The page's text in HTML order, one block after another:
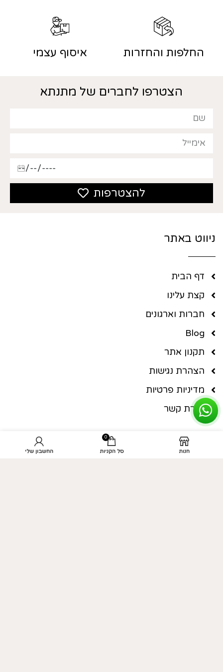
החלפות והחזרות איסוף עצמי
הצטרפו לחברים של מתנתא
להצטרפות
ניווט באתר
דף הבית
קצת עלינו
חברות וארגונים
Blog
תקנון אתר
הצהרת נגישות
מדיניות פרטיות
יצירת קשר
ניווט בחנות
חנות
0
סל הקניות החשבון שלי